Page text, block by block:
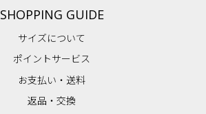
SHOPPING GUIDE
サイズについて
ポイントサービス
お支払い・送料
返品・交換